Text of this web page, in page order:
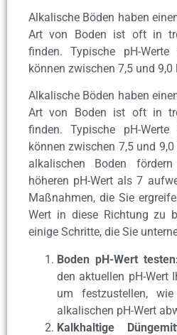
Alkalische Böden haben
Art von Boden ist oft in
finden. Typische pH-
können zwischen 7,5 und 9,0
Alkalische Böden haben
Art von Boden ist oft in
finden. Typische pH-
können zwischen 7,5 und
alkalischen Boden
höheren pH-Wert als 7
Maßnahmen, die Sie
Wert in diese Richtung zu
einige Schritte, die Sie
Boden pH-Wert
den aktuellen pH-Wert
um festzustellen,
alkalischen pH-Wert
Kalkhaltige